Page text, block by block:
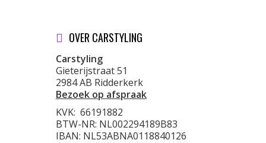
OVER CARSTYLING
Carstyling
Gieterijstraat 51
2984 AB Ridderkerk
Bezoek op afspraak
KVK: 66191882
BTW-NR: NL002294189B83
IBAN: NL53ABNA0118840126